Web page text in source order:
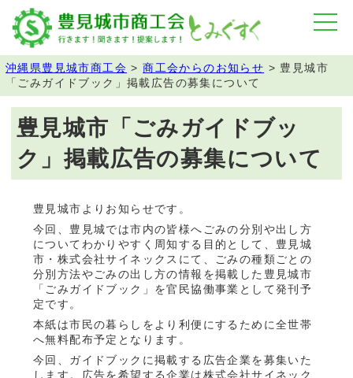
沖縄県豊見城市商工会 >商工会からのお知らせ > 豊見城市
「ごみガイドブック」掲載広告の募集について
豊見城市「ごみガイドブッ
ク」掲載広告の募集について
豊見城市よりお知らせです。
今回、豊見城では市内の皆様へごみの分別や出し方
についてわかりやすく周知する目的として、豊見城
市・株式会社サイネックスにて、ごみの種類ごとの
分別方法やごみの出し方の情報を掲載した豊見城市
「ごみガイドブック」を官民協働事業として発刊予
定です。
本紙は市民の暮らしをより利便にするために全世帯
へ無料配布予定となります。
今回、ガイドブックに掲載する広告企業を募集いた
します。広告を希望する企業は株式会社サイネック